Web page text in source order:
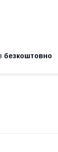
безкоштовно